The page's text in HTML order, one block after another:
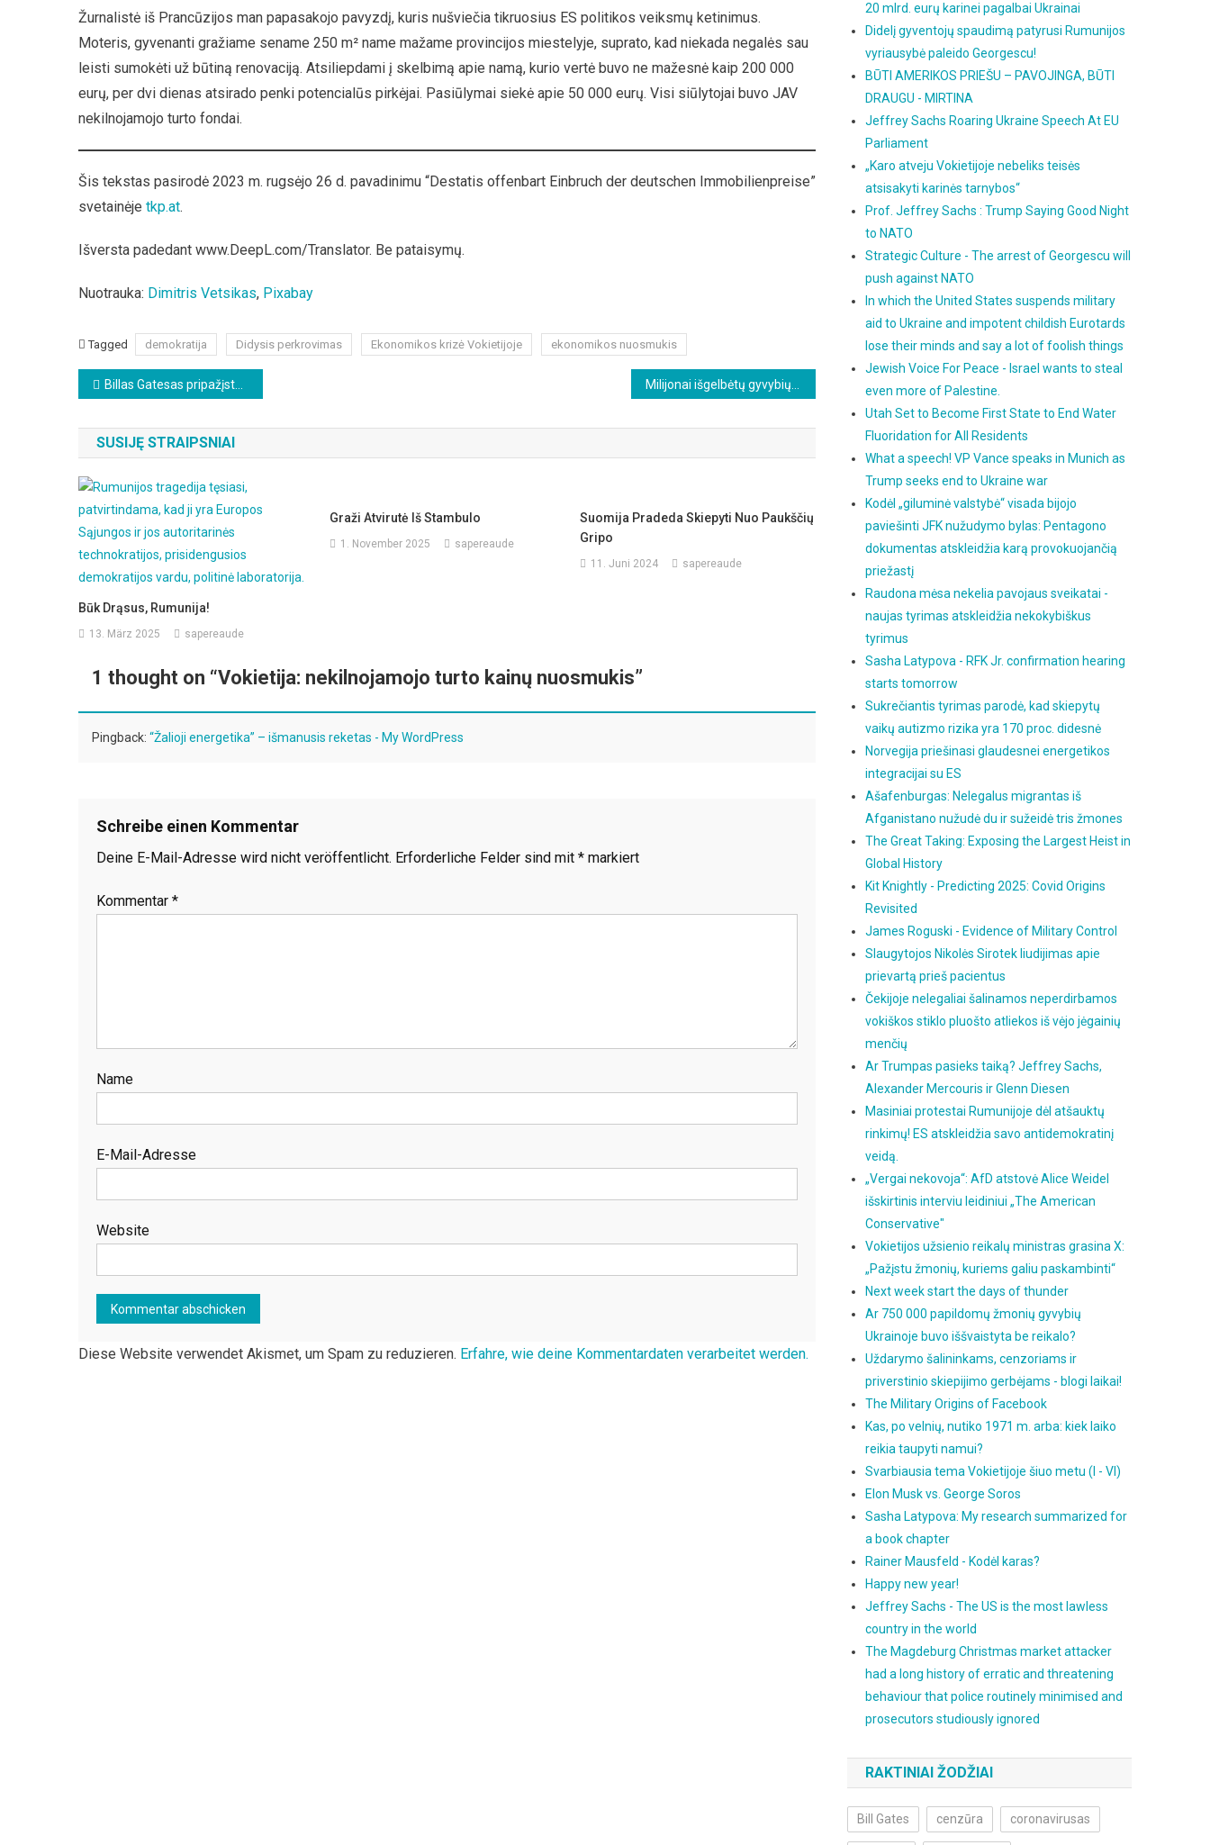
Žurnalistė iš Prancūzijos man papasakojo pavyzdį, kuris nušviečia tikruosius ES politikos veiksmų ketinimus.
Moteris, gyvenanti gražiame sename 250 m² name mažame provincijos miestelyje, suprato, kad niekada negalės sau
leisti sumokėti už būtiną renovaciją. Atsiliepdami į skelbimą apie namą, kurio vertė buvo ne mažesnė kaip 200 000
eurų, per dvi dienas atsirado penki potencialūs pirkėjai. Pasiūlymai siekė apie 50 000 eurų. Visi siūlytojai buvo JAV
nekilnojamojo turto fondai.
Šis tekstas pasirodė 2023 m. rugsėjo 26 d. pavadinimu “Destatis offenbart Einbruch der deutschen Immobilienpreise”
svetainėje tkp.at.
Išversta padedant www.DeepL.com/Translator. Be pataisymų.
Nuotrauka: Dimitris Vetsikas, Pixabay
Tagged demokratija Didysis perkrovimas Ekonomikos krizė Vokietijoje ekonomikos nuosmukis
Beitragsnavigation
Billas Gatesas pripažįsta: baimės propaganda dėl klimato kaitos nebeveikia
SUSIJĘ STRAIPSNIAI
Būk Drąsus, Rumunija!
13. März 2025 sapereaude
Graži Atvirutė Iš Stambulo
1. November 2025 sapereaude
Suomija Pradeda Skiepyti Nuo Paukščių
Gripo
11. Juni 2024 sapereaude
1 thought on “Vokietija: nekilnojamojo turto kainų nuosmukis”
Pingback: “Žalioji energetika” – išmanusis reketas - My WordPress
Schreibe einen Kommentar
Deine E-Mail-Adresse wird nicht veröffentlicht. Erforderliche Felder sind mit * markiert
Kommentar *
Name
E-Mail-Adresse
Website
Diese Website verwendet Akismet, um Spam zu reduzieren. Erfahre, wie deine Kommentardaten verarbeitet werden.
20 mlrd. eurų karinei pagalbai Ukrainai
Didelį gyventojų spaudimą patyrusi Rumunijos
vyriausybė paleido Georgescu!
BŪTI AMERIKOS PRIEŠU – PAVOJINGA, BŪTI
DRAUGU - MIRTINA
Jeffrey Sachs Roaring Ukraine Speech At EU
Parliament
„Karo atveju Vokietijoje nebeliks teisės
atsisakyti karinės tarnybos“
Prof. Jeffrey Sachs : Trump Saying Good Night
to NATO
Strategic Culture - The arrest of Georgescu will
push against NATO
In which the United States suspends military
aid to Ukraine and impotent childish Eurotards
lose their minds and say a lot of foolish things
Jewish Voice For Peace - Israel wants to steal
even more of Palestine.
Utah Set to Become First State to End Water
Fluoridation for All Residents
What a speech! VP Vance speaks in Munich as
Trump seeks end to Ukraine war
Kodėl „giluminė valstybė“ visada bijojo
paviešinti JFK nužudymo bylas: Pentagono
dokumentas atskleidžia karą provokuojančią
priežastį
Raudona mėsa nekelia pavojaus sveikatai -
naujas tyrimas atskleidžia nekokybiškus
tyrimus
Sasha Latypova - RFK Jr. confirmation hearing
starts tomorrow
Sukrečiantis tyrimas parodė, kad skiepytų
vaikų autizmo rizika yra 170 proc. didesnė
Norvegija priešinasi glaudesnei energetikos
integracijai su ES
Ašafenburgas: Nelegalus migrantas iš
Afganistano nužudė du ir sužeidė tris žmones
The Great Taking: Exposing the Largest Heist in
Global History
Kit Knightly - Predicting 2025: Covid Origins
Revisited
James Roguski - Evidence of Military Control
Slaugytojos Nikolės Sirotek liudijimas apie
prievartą prieš pacientus
Čekijoje nelegaliai šalinamos neperdirbamos
vokiškos stiklo pluošto atliekos iš vėjo jėgainių
menčių
Ar Trumpas pasieks taiką? Jeffrey Sachs,
Alexander Mercouris ir Glenn Diesen
Masiniai protestai Rumunijoje dėl atšauktų
rinkimų! ES atskleidžia savo antidemokratinį
veidą.
„Vergai nekovoja“: AfD atstovė Alice Weidel
išskirtinis interviu leidiniui „The American
Conservative"
Vokietijos užsienio reikalų ministras grasina X:
„Pažįstu žmonių, kuriems galiu paskambinti“
Next week start the days of thunder
Ar 750 000 papildomų žmonių gyvybių
Ukrainoje buvo iššvaistyta be reikalo?
Uždarymo šalininkams, cenzoriams ir
priverstinio skiepijimo gerbėjams - blogi laikai!
The Military Origins of Facebook
Kas, po velnių, nutiko 1971 m. arba: kiek laiko
reikia taupyti namui?
Svarbiausia tema Vokietijoje šiuo metu (I - VI)
Elon Musk vs. George Soros
Sasha Latypova: My research summarized for
a book chapter
Rainer Mausfeld - Kodėl karas?
Happy new year!
Jeffrey Sachs - The US is the most lawless
country in the world
The Magdeburg Christmas market attacker
had a long history of erratic and threatening
behaviour that police routinely minimised and
prosecutors studiously ignored
RAKTINIAI ŽODŽIAI
Bill Gates cenzūra coronavirusas